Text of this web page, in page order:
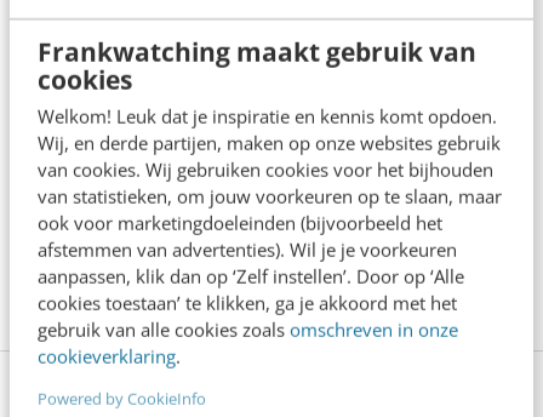
Frankwatching maakt gebruik van
cookies
Welkom! Leuk dat je inspiratie en kennis komt opdoen.
Wij, en derde partijen, maken op onze websites gebruik
van cookies. Wij gebruiken cookies voor het bijhouden
van statistieken, om jouw voorkeuren op te slaan, maar
ook voor marketingdoeleinden (bijvoorbeeld het
afstemmen van advertenties). Wil je je voorkeuren
aanpassen, klik dan op ‘Zelf instellen’. Door op ‘Alle
cookies toestaan’ te klikken, ga je akkoord met het
gebruik van alle cookies zoals omschreven in onze
cookieverklaring.
Powered by CookieInfo
Tot zover het verslag van de ochtend van het
Webanalytics Congres 2009. Later zal er een
verslag volgen over de middag waarin onder
andere een inspirerende presentatie vanDennis
Mortensen, Director Data Insights Yahoo. Al
met al was het met deze 2 praktijkcases een
bijzonder interessante ochtend.